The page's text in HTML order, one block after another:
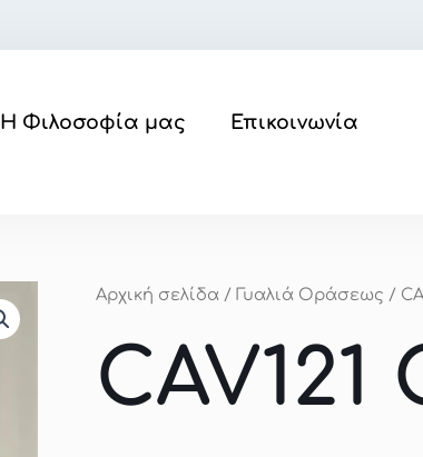
Η Φιλοσοφία μας Επικοινωνία
Αρχική σελίδα / Γυαλιά Οράσεως /
CAV121